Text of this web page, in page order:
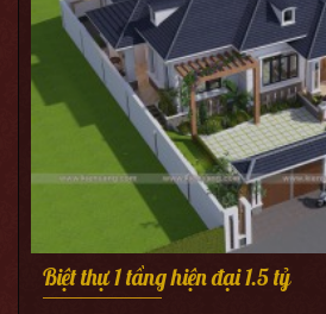
Biệt thự 1 tầng hiện đại 1.5 tỷ